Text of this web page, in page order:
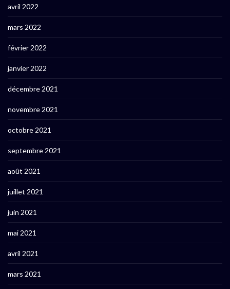
avril 2022
mars 2022
février 2022
janvier 2022
décembre 2021
novembre 2021
octobre 2021
septembre 2021
août 2021
juillet 2021
juin 2021
mai 2021
avril 2021
mars 2021